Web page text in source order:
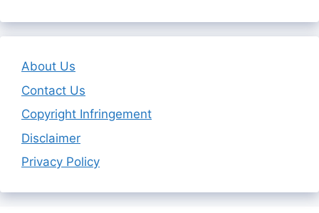
About Us
Contact Us
Copyright Infringement
Disclaimer
Privacy Policy